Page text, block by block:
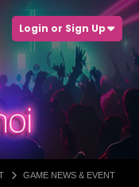
Login or Sign Up
GAME NEWS & EVENT